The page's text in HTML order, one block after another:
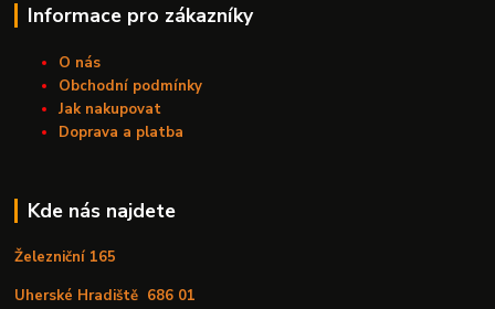
Informace pro zákazníky
O nás
Obchodní podmínky
Jak nakupovat
Doprava a platba
Kde nás najdete
Železniční 165
Uherské Hradiště 686 01